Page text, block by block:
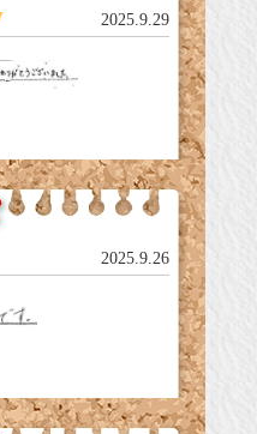
2025.9.29
2025.9.26